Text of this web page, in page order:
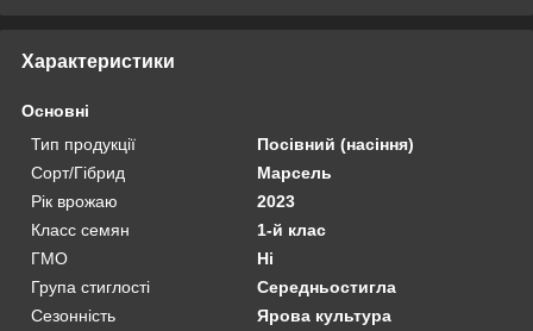
Характеристики
Основні
Тип продукції
Посівний (насіння)
Сорт/Гібрид
Марсель
Рік врожаю
2023
Класс семян
1-й клас
ГМО
Ні
Група стиглості
Середньостигла
Сезонність
Ярова культура